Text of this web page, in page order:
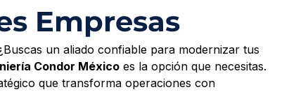
Empresas
un aliado confiable para modernizar tus
Condor México es la opción que necesitas.
que transforma operaciones con